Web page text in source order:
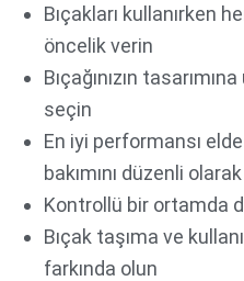
Bıçakları kullanırken
öncelik verin
Bıçağınızın
seçin
En iyi performansı elde
bakımını düzenli
Kontrollü bir ortamda
Bıçak taşıma ve
farkında olun